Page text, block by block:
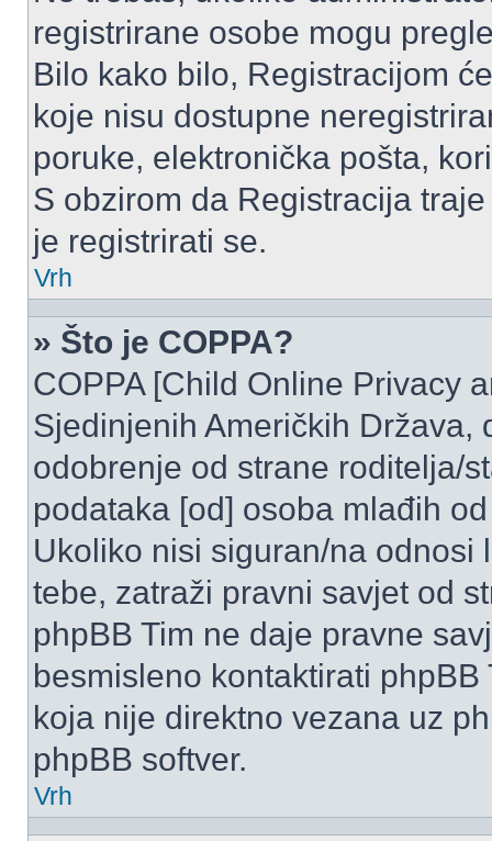
registrirane osobe mogu
Bilo kako bilo, Registracijom
koje nisu dostupne
poruke, elektronička pošta,
S obzirom da Registracija
je registrirati se.
Vrh
» Što je COPPA?
COPPA [Child Online Privacy
Sjedinjenih Američkih
odobrenje od strane roditelja/
podataka [od] osoba mlađih
Ukoliko nisi siguran/na odnosi
tebe, zatraži pravni savjet od
phpBB Tim ne daje pravne
besmisleno kontaktirati
koja nije direktno vezana uz
phpBB softver.
Vrh